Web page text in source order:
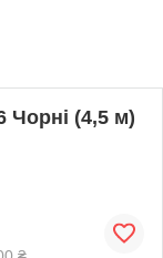
Чорні (4,5 м)